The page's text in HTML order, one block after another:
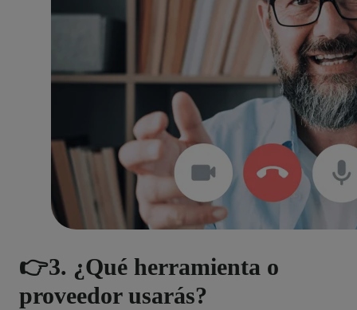
👉3. ¿Qué herramienta o
proveedor usarás?